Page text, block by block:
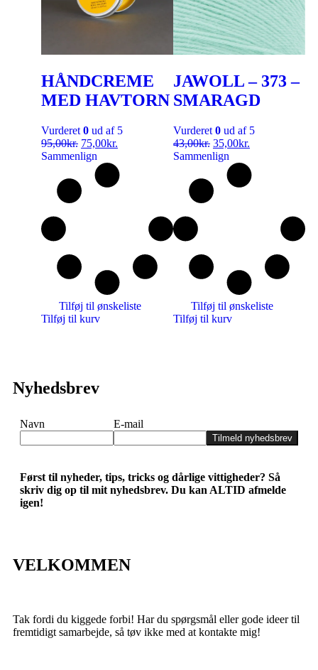
HÅNDCREME
MED HAVTORN
Vurderet 0 ud af 5
95,00kr. 75,00kr.
Sammenlign
Tilføj til ønskeliste
Tilføj til kurv
JAWOLL – 373 –
SMARAGD
Vurderet 0 ud af 5
43,00kr. 35,00kr.
Sammenlign
Tilføj til ønskeliste
Tilføj til kurv
Nyhedsbrev
Navn E-mail
Tilmeld nyhedsbrev
Først til nyheder, tips, tricks og dårlige vittigheder? Så
skriv dig op til mit nyhedsbrev. Du kan ALTID afmelde
igen!
VELKOMMEN
Tak fordi du kiggede forbi! Har du spørgsmål eller gode ideer til
fremtidigt samarbejde, så tøv ikke med at kontakte mig!